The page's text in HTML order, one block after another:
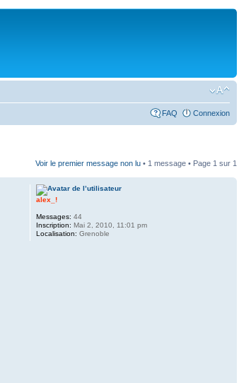
FAQ Connexion
Voir le premier message non lu • 1 message • Page 1 sur 1
alex_!
Messages: 44
Inscription: Mai 2, 2010, 11:01 pm
Localisation: Grenoble